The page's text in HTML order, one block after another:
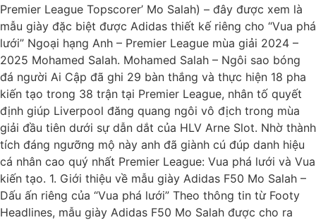
Premier League Topscorer’ Mo Salah) – đây được xem là
mẫu giày đặc biệt được Adidas thiết kế riêng cho “Vua phá
lưới” Ngoại hạng Anh – Premier League mùa giải 2024 –
2025 Mohamed Salah. Mohamed Salah – Ngôi sao bóng
đá người Ai Cập đã ghi 29 bàn thắng và thực hiện 18 pha
kiến tạo trong 38 trận tại Premier League, nhân tố quyết
định giúp Liverpool đăng quang ngôi vô địch trong mùa
giải đầu tiên dưới sự dẫn dắt của HLV Arne Slot. Nhờ thành
tích đáng ngưỡng mộ này anh đã giành cú đúp danh hiệu
cá nhân cao quý nhất Premier League: Vua phá lưới và Vua
kiến tạo. 1. Giới thiệu về mẫu giày Adidas F50 Mo Salah –
Dấu ấn riêng của “Vua phá lưới” Theo thông tin từ Footy
Headlines, mẫu giày Adidas F50 Mo Salah được cho ra